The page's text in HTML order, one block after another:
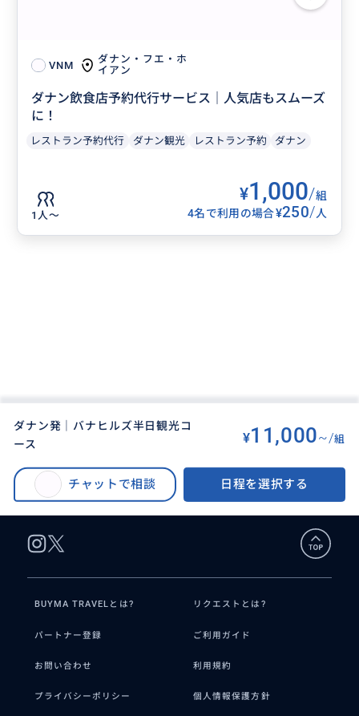
VNM
ダナン・フエ・ホ
イアン
ダナン飲食店予約代行サービス｜人気店もスムーズ
に！
レストラン予約代行 ダナン観光 レストラン予約 ダナン
1人〜
¥1,000/組
4名で利用の場合¥250/人
ダナン発｜バナヒルズ半日観光コ
ース
¥11,000~/組
チャットで相談 日程を選択する
BUYMA TRAVELとは? リクエストとは?
パートナー登録 ご利用ガイド
お問い合わせ 利用規約
プライバシーポリシー 個人情報保護方針